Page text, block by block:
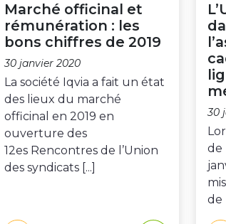
Marché officinal et
rémunération : les
bons chiffres de 2019
30 janvier 2020
La société Iqvia a fait un état
des lieux du marché
officinal en 2019 en
ouverture des
12es Rencontres de l’Union
des syndicats [...]
30
de
de